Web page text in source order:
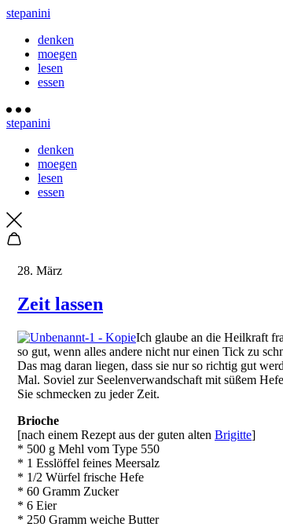
stepanini
denken
moegen
lesen
essen
stepanini
denken
moegen
lesen
essen
28. März
Zeit lassen
Ich glaube an die Heilkraft
so gut, wenn alles andere nicht nur einen Tick zu
Das mag daran liegen, dass sie nur so richtig gut
Mal. Soviel zur Seelenverwandschaft mit süßem
Sie schmecken zu jeder Zeit.
Brioche
[nach einem Rezept aus der guten alten Brigitte]
* 500 g Mehl vom Type 550
* 1 Esslöffel feines Meersalz
* 1/2 Würfel frische Hefe
* 60 Gramm Zucker
* 6 Eier
* 250 Gramm weiche Butter